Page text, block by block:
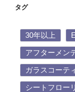
タグ
30年以上
アフターメン
ガラスコーテ
シートフロー